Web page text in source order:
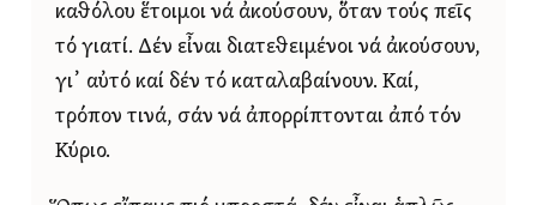
καθόλου ἕτοιμοι νά ἀκούσουν, ὅταν τούς πεῖς
τό γιατί. Δέν εἶναι διατεθειμένοι νά ἀκούσουν,
γι᾿ αὐτό καί δέν τό καταλαβαίνουν. Καί,
τρόπον τινά, σάν νά ἀπορρίπτονται ἀπό τόν
Κύριο.